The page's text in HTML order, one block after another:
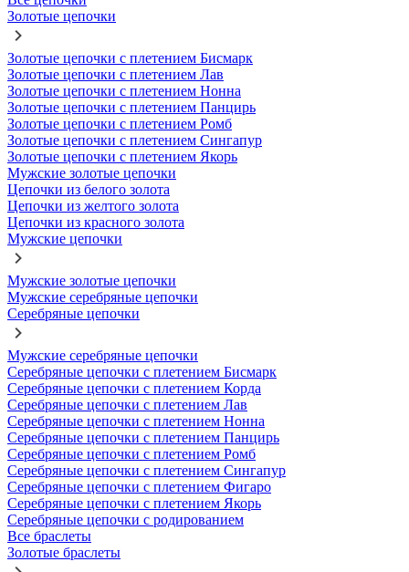
Золотые цепочки
Золотые цепочки с плетением Бисмарк
Золотые цепочки с плетением Лав
Золотые цепочки с плетением Нонна
Золотые цепочки с плетением Панцирь
Золотые цепочки с плетением Ромб
Золотые цепочки с плетением Сингапур
Золотые цепочки с плетением Якорь
Мужские золотые цепочки
Цепочки из белого золота
Цепочки из желтого золота
Цепочки из красного золота
Мужские цепочки
Мужские золотые цепочки
Мужские серебряные цепочки
Серебряные цепочки
Мужские серебряные цепочки
Серебряные цепочки с плетением Бисмарк
Серебряные цепочки с плетением Корда
Серебряные цепочки с плетением Лав
Серебряные цепочки с плетением Нонна
Серебряные цепочки с плетением Панцирь
Серебряные цепочки с плетением Ромб
Серебряные цепочки с плетением Сингапур
Серебряные цепочки с плетением Фигаро
Серебряные цепочки с плетением Якорь
Серебряные цепочки с родированием
Все браслеты
Золотые браслеты